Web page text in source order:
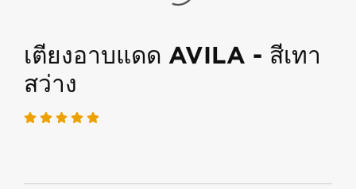
เตียงอาบแดด AVILA - สีเทา
สว่าง